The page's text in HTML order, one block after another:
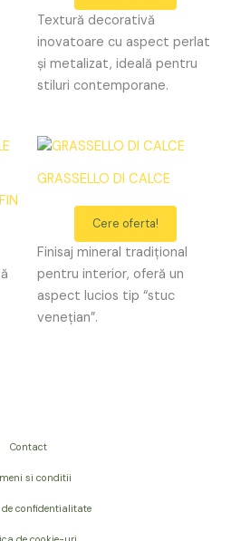
Textură decorativă
inovatoare cu aspect perlat
și metalizat, ideală pentru
stiluri contemporane.
GRASSELLO DI CALCE
Cere oferta!
Finisaj mineral tradițional
pentru interior, oferă un
aspect lucios tip “stuc
venețian”.
Contact
si conditii
de confidentialitate